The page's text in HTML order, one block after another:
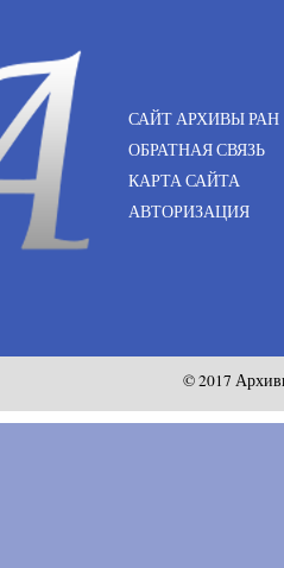
САЙТ АРХИВЫ РАН
ОБРАТНАЯ СВЯЗЬ
КАРТА САЙТА
АВТОРИЗАЦИЯ
© 2017